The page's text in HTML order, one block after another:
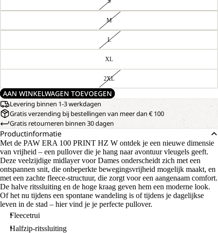
M
L
XL
2XL
AAN WINKELWAGEN TOEVOEGEN
Levering binnen 1-3 werkdagen
Gratis verzending bij bestellingen van meer dan € 100
Gratis retourneren binnen 30 dagen
Productinformatie
Met de PAW ERA 100 PRINT HZ W ontdek je een nieuwe dimensie
van vrijheid – een pullover die je hang naar avontuur vleugels geeft.
Deze veelzijdige midlayer voor Dames onderscheidt zich met een
ontspannen snit, die onbeperkte bewegingsvrijheid mogelijk maakt, en
met een zachte fleece-structuur, die zorgt voor een aangenaam comfort.
De halve ritssluiting en de hoge kraag geven hem een moderne look.
Of het nu tijdens een spontane wandeling is of tijdens je dagelijkse
leven in de stad – hier vind je je perfecte pullover.
Fleecetrui
Halfzip-ritssluiting